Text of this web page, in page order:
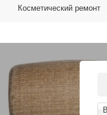
Косметический ремонт